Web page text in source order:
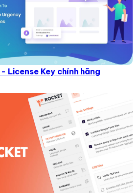
License Key chính hãng